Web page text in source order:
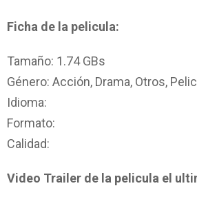
Ficha de la pelicula:
Tamaño: 1.74 GBs
Género: Acción, Drama, Otros,
Idioma:
Formato:
Calidad:
Video Trailer de la pelicula el